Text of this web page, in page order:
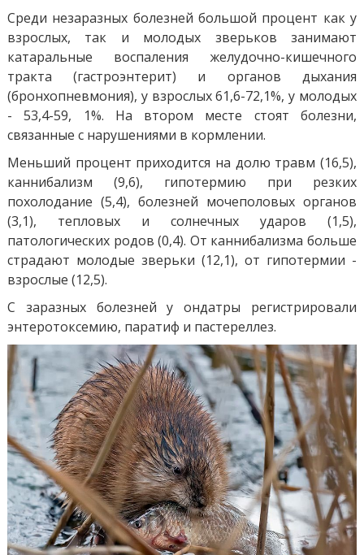
Среди незаразных болезней большой процент как у
взрослых, так и молодых зверьков занимают
катаральные воспаления желудочно-кишечного
тракта (гастроэнтерит) и органов дыхания
(бронхопневмония), у взрослых 61,6-72,1%, у молодых
- 53,4-59, 1%. На втором месте стоят болезни,
связанные с нарушениями в кормлении.
Меньший процент приходится на долю травм (16,5),
каннибализм (9,6), гипотермию при резких
похолодание (5,4), болезней мочеполовых органов
(3,1), тепловых и солнечных ударов (1,5),
патологических родов (0,4). От каннибализма больше
страдают молодые зверьки (12,1), от гипотермии -
взрослые (12,5).
С заразных болезней у ондатры регистрировали
энтеротоксемию, паратиф и пастереллез.